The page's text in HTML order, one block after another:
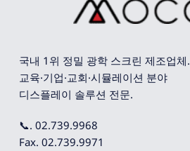
국내 1위 정밀 광학 스크린 제조업체.
교육·기업·교회·시뮬레이션 분야
디스플레이 솔루션 전문.
📞. 02.739.9968
Fax. 02.739.9971